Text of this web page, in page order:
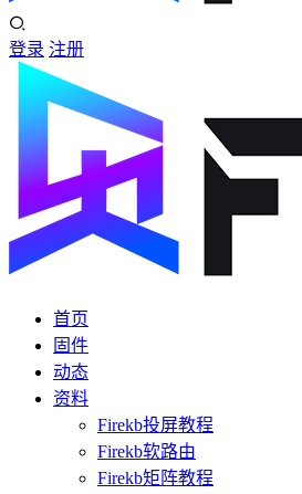
登录 注册
首页
固件
动态
资料
Firekb投屏教程
Firekb软路由
Firekb矩阵教程